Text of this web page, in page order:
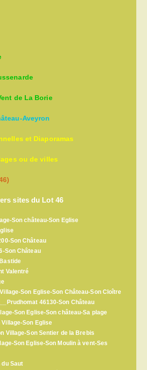
de La Borie
Aveyron
et Diaporamas
ou de villes
sites du Lot 46
Son château-Son Eglise
Son Château
Son Château
Valentré
Son Eglise-Son Château-Son Cloître
__Prudhomat 46130-Son Château
Son Eglise-Son château-Sa plage
Village-Son Eglise
Village-Son Sentier de la Brebis
Son Eglise-Son Moulin à vent-Ses
du Saut